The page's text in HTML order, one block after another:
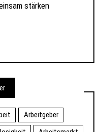
stärken
Arbeitgeber